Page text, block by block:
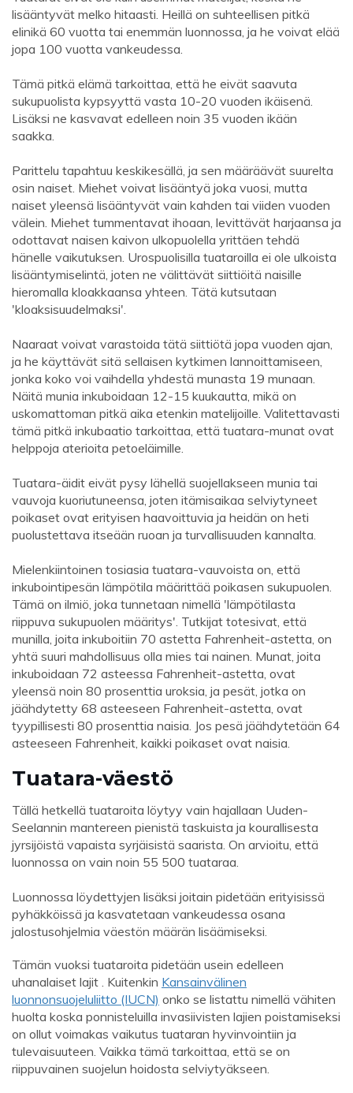
lisääntyvät melko hitaasti. Heillä on suhteellisen pitkä
elinikä 60 vuotta tai enemmän luonnossa, ja he voivat elää
jopa 100 vuotta vankeudessa.
Tämä pitkä elämä tarkoittaa, että he eivät saavuta
sukupuolista kypsyyttä vasta 10-20 vuoden ikäisenä.
Lisäksi ne kasvavat edelleen noin 35 vuoden ikään
saakka.
Parittelu tapahtuu keskikesällä, ja sen määräävät suurelta
osin naiset. Miehet voivat lisääntyä joka vuosi, mutta
naiset yleensä lisääntyvät vain kahden tai viiden vuoden
välein. Miehet tummentavat ihoaan, levittävät harjaansa ja
odottavat naisen kaivon ulkopuolella yrittäen tehdä
hänelle vaikutuksen. Urospuolisilla tuataroilla ei ole ulkoista
lisääntymiselintä, joten ne välittävät siittiöitä naisille
hieromalla kloakkaansa yhteen. Tätä kutsutaan
'kloaksisuudelmaksi'.
Naaraat voivat varastoida tätä siittiötä jopa vuoden ajan,
ja he käyttävät sitä sellaisen kytkimen lannoittamiseen,
jonka koko voi vaihdella yhdestä munasta 19 munaan.
Näitä munia inkuboidaan 12-15 kuukautta, mikä on
uskomattoman pitkä aika etenkin matelijoille. Valitettavasti
tämä pitkä inkubaatio tarkoittaa, että tuatara-munat ovat
helppoja aterioita petoeläimille.
Tuatara-äidit eivät pysy lähellä suojellakseen munia tai
vauvoja kuoriutuneensa, joten itämisaikaa selviytyneet
poikaset ovat erityisen haavoittuvia ja heidän on heti
puolustettava itseään ruoan ja turvallisuuden kannalta.
Mielenkiintoinen tosiasia tuatara-vauvoista on, että
inkubointipesän lämpötila määrittää poikasen sukupuolen.
Tämä on ilmiö, joka tunnetaan nimellä 'lämpötilasta
riippuva sukupuolen määritys'. Tutkijat totesivat, että
munilla, joita inkuboitiin 70 astetta Fahrenheit-astetta, on
yhtä suuri mahdollisuus olla mies tai nainen. Munat, joita
inkuboidaan 72 asteessa Fahrenheit-astetta, ovat
yleensä noin 80 prosenttia uroksia, ja pesät, jotka on
jäähdytetty 68 asteeseen Fahrenheit-astetta, ovat
tyypillisesti 80 prosenttia naisia. Jos pesä jäähdytetään 64
asteeseen Fahrenheit, kaikki poikaset ovat naisia.
Tuatara-väestö
Tällä hetkellä tuataroita löytyy vain hajallaan Uuden-
Seelannin mantereen pienistä taskuista ja kourallisesta
jyrsijöistä vapaista syrjäisistä saarista. On arvioitu, että
luonnossa on vain noin 55 500 tuataraa.
Luonnossa löydettyjen lisäksi joitain pidetään erityisissä
pyhäkköissä ja kasvatetaan vankeudessa osana
jalostusohjelmia väestön määrän lisäämiseksi.
Tämän vuoksi tuataroita pidetään usein edelleen
uhanalaiset lajit . Kuitenkin Kansainvälinen
luonnonsuojeluliitto (IUCN) onko se listattu nimellä vähiten
huolta koska ponnisteluilla invasiivisten lajien poistamiseksi
on ollut voimakas vaikutus tuataran hyvinvointiin ja
tulevaisuuteen. Vaikka tämä tarkoittaa, että se on
riippuvainen suojelun hoidosta selviytyäkseen.